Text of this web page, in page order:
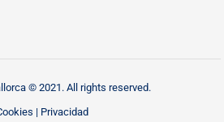
© 2021. All rights reserved.
| Privacidad